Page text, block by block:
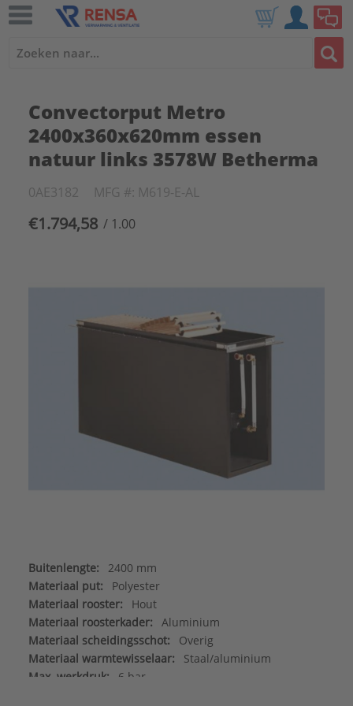
Convectorput Metro
2400x360x620mm essen
natuur links 3578W Betherma
0AE3182 MFG #: M619-E-AL
€1.794,58 / 1.00
Buitenlengte:
2400 mm
Materiaal put:
Polyester
Materiaal rooster:
Hout
Materiaal roosterkader:
Aluminium
Materiaal scheidingsschot:
Overig
Materiaal warmtewisselaar:
Staal/aluminium
Max. werkdruk:
6 bar